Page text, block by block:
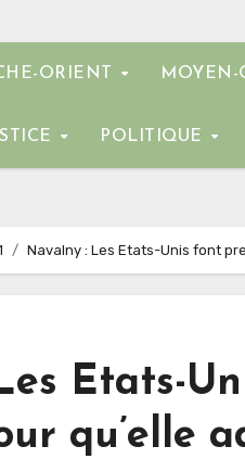
ORIENT MOYEN-
POLITIQUE
Navalny : Les Etats-Unis font
Etats-
qu’elle